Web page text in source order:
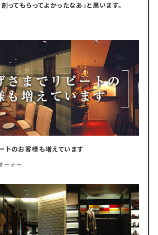
ってもらってよかったなあ」と思います。
トのお客様も増えています
ーナー